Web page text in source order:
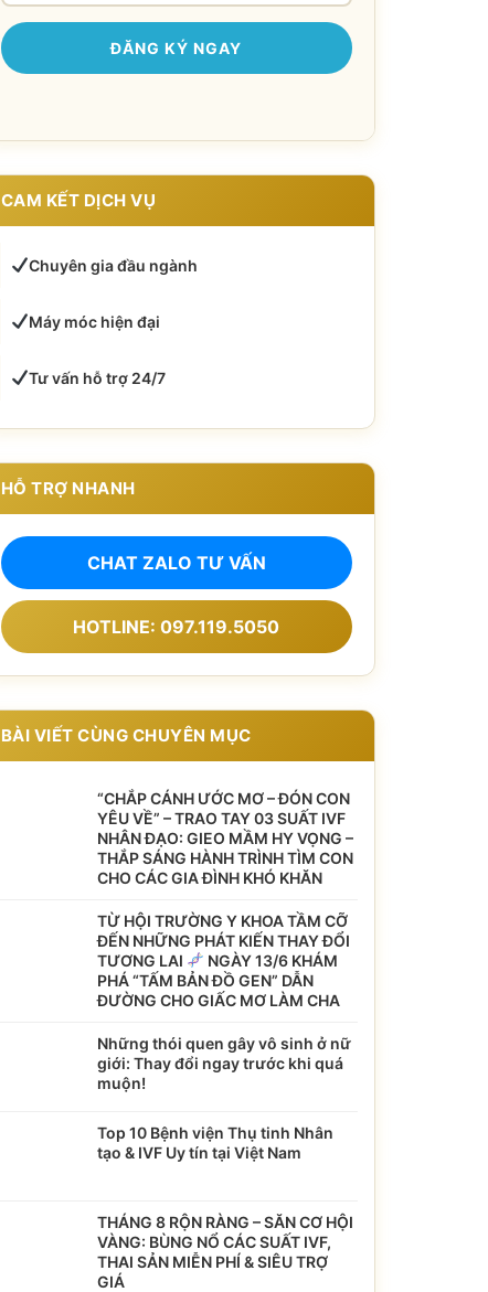
CAM KẾT DỊCH VỤ
Chuyên gia đầu ngành
Máy móc hiện đại
Tư vấn hỗ trợ 24/7
HỖ TRỢ NHANH
CHAT ZALO TƯ VẤN
HOTLINE: 097.119.5050
BÀI VIẾT CÙNG CHUYÊN MỤC
“CHẮP CÁNH ƯỚC MƠ – ĐÓN CON
YÊU VỀ” – TRAO TAY 03 SUẤT IVF
NHÂN ĐẠO: GIEO MẦM HY VỌNG –
THẮP SÁNG HÀNH TRÌNH TÌM CON
CHO CÁC GIA ĐÌNH KHÓ KHĂN
TỪ HỘI TRƯỜNG Y KHOA TẦM CỠ
ĐẾN NHỮNG PHÁT KIẾN THAY ĐỔI
TƯƠNG LAI
NGÀY 13/6 KHÁM
PHÁ “TẤM BẢN ĐỒ GEN” DẪN
ĐƯỜNG CHO GIẤC MƠ LÀM CHA
Những thói quen gây vô sinh ở nữ
giới: Thay đổi ngay trước khi quá
muộn!
Top 10 Bệnh viện Thụ tinh Nhân
tạo & IVF Uy tín tại Việt Nam
THÁNG 8 RỘN RÀNG – SĂN CƠ HỘI
VÀNG: BÙNG NỔ CÁC SUẤT IVF,
THAI SẢN MIỄN PHÍ & SIÊU TRỢ
GIÁ